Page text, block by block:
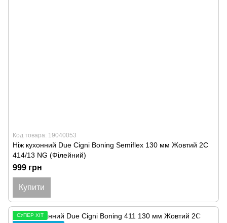
Код товара: 19040053
Ніж кухонний Due Cigni Boning Semiflex 130 мм Жовтий 2C
414/13 NG (Філейний)
999 грн
Купити
СУПЕР ХІТ